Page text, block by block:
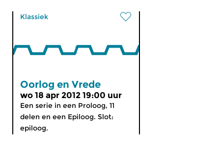
Klassiek
Oorlog en Vrede
wo 18 apr 2012 19:00 uur
Een serie in een Proloog, 11
delen en een Epiloog. Slot:
epiloog.